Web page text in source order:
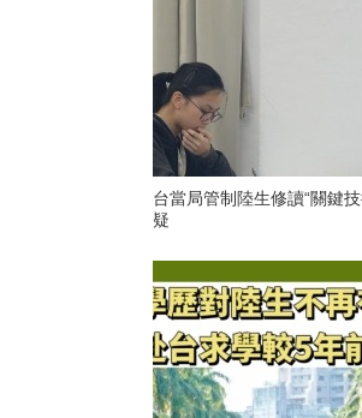
台當局管制陸生修讀“關鍵
疑